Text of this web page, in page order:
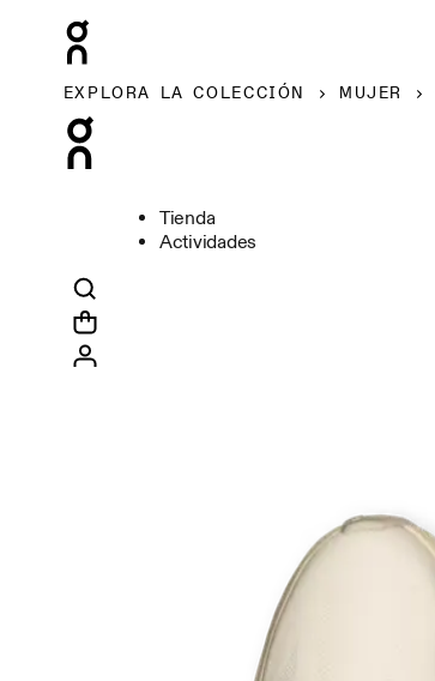
EXPLORA LA COLECCIÓN MUJER
Tienda
Actividades